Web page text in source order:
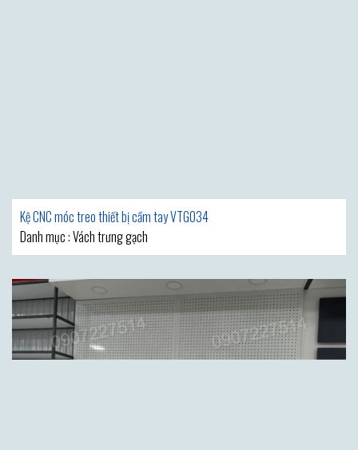
Kệ CNC móc treo thiết bị cầm tay VTG034
Danh mục : Vách trưng gạch